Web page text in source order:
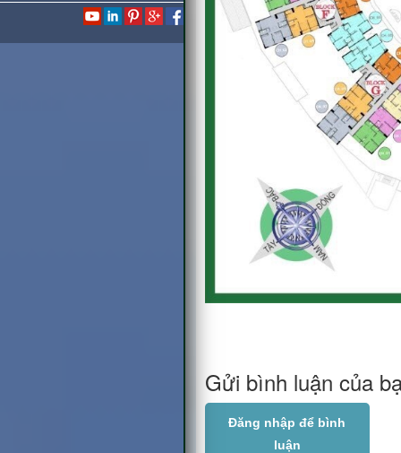
Gửi bình luận của
Đăng nhập để bình
luận